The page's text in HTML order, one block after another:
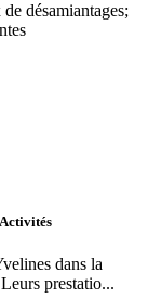
désamiantages;
Activités
dans la
prestatio...